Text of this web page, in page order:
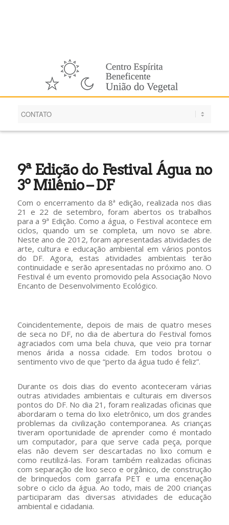
9ª Edição do Festival Água no
3º Milênio – DF
Com o encerramento da 8ª edição, realizada nos dias
21 e 22 de setembro, foram abertos os trabalhos
para a 9ª Edição. Como a água, o Festival acontece em
ciclos, quando um se completa, um novo se abre.
Neste ano de 2012, foram apresentadas atividades de
arte, cultura e educação ambiental em vários pontos
do DF. Agora, estas atividades ambientais terão
continuidade e serão apresentadas no próximo ano. O
Festival é um evento promovido pela Associação Novo
Encanto de Desenvolvimento Ecológico.
Coincidentemente, depois de mais de quatro meses
de seca no DF, no dia de abertura do Festival fomos
agraciados com uma bela chuva, que veio pra tornar
menos árida a nossa cidade. Em todos brotou o
sentimento vivo de que “perto da água tudo é feliz”.
Durante os dois dias do evento aconteceram várias
outras atividades ambientais e culturais em diversos
pontos do DF. No dia 21, foram realizadas oficinas que
abordaram o tema do lixo eletrônico, um dos grandes
problemas da civilização contemporanea. As crianças
tiveram oportunidade de aprender como é montado
um computador, para que serve cada peça, porque
elas não devem ser descartadas no lixo comum e
como reutilizá-las. Foram também realizadas oficinas
com separação de lixo seco e orgânico, de construção
de brinquedos com garrafa PET e uma encenação
sobre o ciclo da água. Ao todo, mais de 200 crianças
participaram das diversas atividades de educação
ambiental e cidadania.